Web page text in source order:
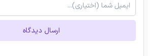
ارسال دیدگاه